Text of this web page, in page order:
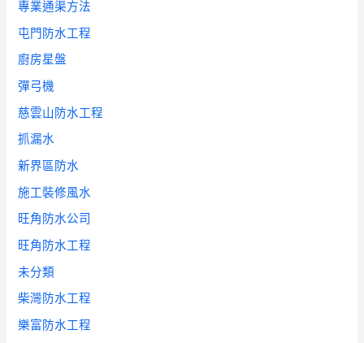
專業通渠方法
屯門防水工程
廚房星盤
彈弓機
慈雲山防水工程
抓漏水
新界區防水
施工裝修風水
旺角防水公司
旺角防水工程
未分類
柴灣防水工程
樂富防水工程